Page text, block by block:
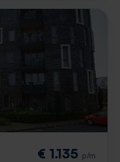
€ 1.135 p/m